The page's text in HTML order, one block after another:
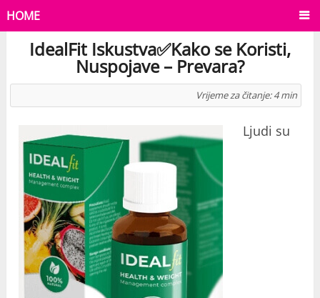
HOME
IdealFit Iskustva✅Kako se Koristi,
Nuspojave – Prevara?
Vrijeme za čitanje: 4 min
Ljudi su